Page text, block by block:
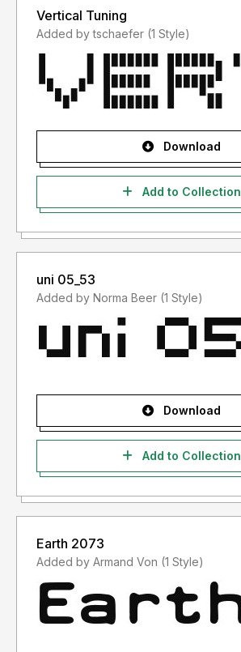
Vertical Tuning
Added by tschaefer (1 Style)
Download
Add to Collection
uni 05_53
Added by Norma Beer (1 Style)
Download
Add to Collection
Earth 2073
Added by Armand Von (1 Style)